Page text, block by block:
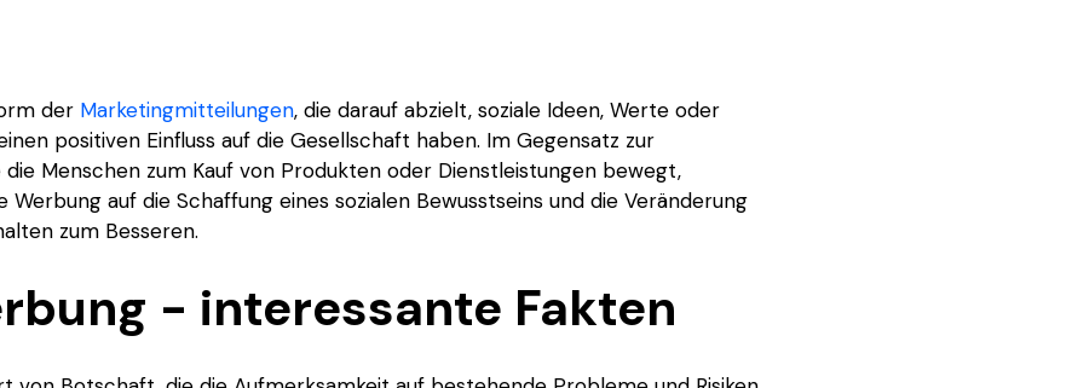
der Marketingmitteilungen, die darauf abzielt, soziale Ideen, Werte oder
positiven Einfluss auf die Gesellschaft haben. Im Gegensatz zur
Menschen zum Kauf von Produkten oder Dienstleistungen bewegt,
Werbung auf die Schaffung eines sozialen Bewusstseins und die Veränderung
zum Besseren.
- interessante Fakten